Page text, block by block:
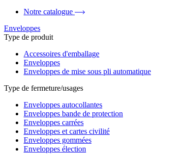
Notre catalogue
Enveloppes
Type de produit
Accessoires d'emballage
Enveloppes
Enveloppes de mise sous pli automatique
Type de fermeture/usages
Enveloppes autocollantes
Enveloppes bande de protection
Enveloppes carrées
Enveloppes et cartes civilité
Enveloppes gommées
Enveloppes élection